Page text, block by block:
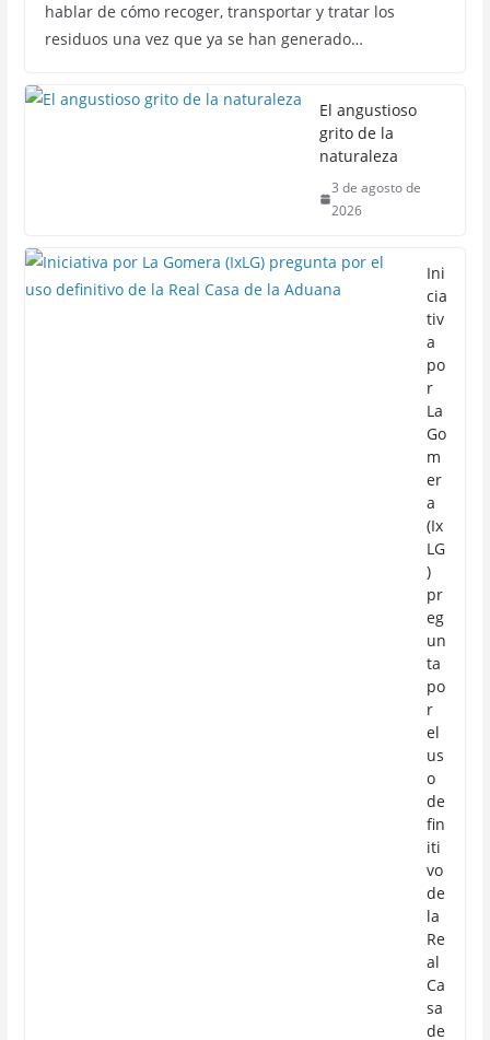
hablar de cómo recoger, transportar y tratar los
residuos una vez que ya se han generado…
El angustioso
grito de la
naturaleza
3 de agosto de
2026
Ini
cia
tiv
a
po
r
La
Go
m
er
a
(Ix
LG
)
pr
eg
un
ta
po
r
el
us
o
de
fin
iti
vo
de
la
Re
al
Ca
sa
de